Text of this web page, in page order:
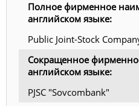
Полное фирменное
английском языке:
Public Joint-Stock
Сокращенное
английском языке:
PJSC "Sovcombank"